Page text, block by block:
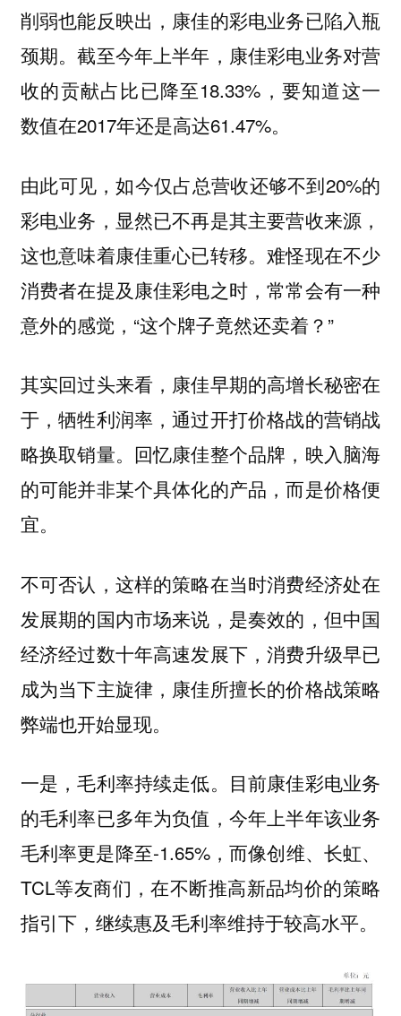
削弱也能反映出，康佳的彩电业务已陷入瓶
颈期。截至今年上半年，康佳彩电业务对营
收的贡献占比已降至18.33%，要知道这一
数值在2017年还是高达61.47%。
由此可见，如今仅占总营收还够不到20%的
彩电业务，显然已不再是其主要营收来源，
这也意味着康佳重心已转移。难怪现在不少
消费者在提及康佳彩电之时，常常会有一种
意外的感觉，“这个牌子竟然还卖着？”
其实回过头来看，康佳早期的高增长秘密在
于，牺牲利润率，通过开打价格战的营销战
略换取销量。回忆康佳整个品牌，映入脑海
的可能并非某个具体化的产品，而是价格便
宜。
不可否认，这样的策略在当时消费经济处在
发展期的国内市场来说，是奏效的，但中国
经济经过数十年高速发展下，消费升级早已
成为当下主旋律，康佳所擅长的价格战策略
弊端也开始显现。
一是，毛利率持续走低。 目前康佳彩电业务
的毛利率已多年为负值，今年上半年该业务
毛利率更是降至-1.65%，而像创维、长虹、
TCL等友商们，在不断推高新品均价的策略
指引下，继续惠及毛利率维持于较高水平。